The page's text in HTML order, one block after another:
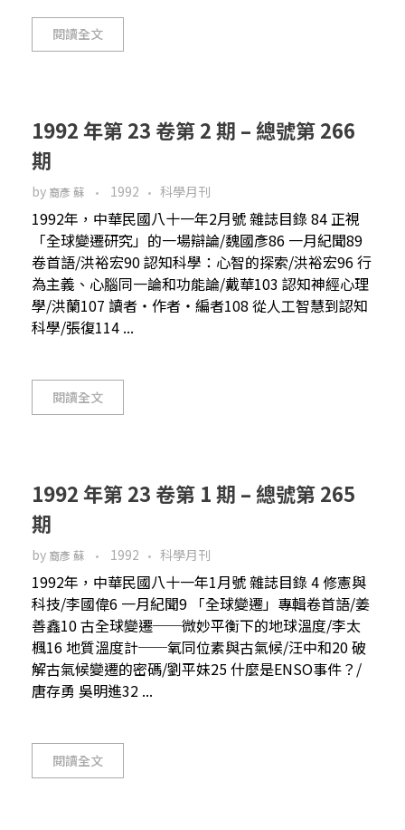
閱讀全文
1992 年第 23 卷第 2 期 – 總號第 266
期
by 裔彥 蘇 1992 科學月刊
1992年，中華民國八十一年2月號 雜誌目錄 84 正視
「全球變遷研究」的一場辯論/魏國彥86 一月紀聞89
卷首語/洪裕宏90 認知科學：心智的探索/洪裕宏96 行
為主義、心腦同一論和功能論/戴華103 認知神經心理
學/洪蘭107 讀者‧作者‧編者108 從人工智慧到認知
科學/張復114 ...
閱讀全文
1992 年第 23 卷第 1 期 – 總號第 265
期
by 裔彥 蘇 1992 科學月刊
1992年，中華民國八十一年1月號 雜誌目錄 4 修憲與
科技/李國偉6 一月紀聞9 「全球變遷」專輯卷首語/姜
善鑫10 古全球變遷──微妙平衡下的地球溫度/李太
楓16 地質溫度計──氧同位素與古氣候/汪中和20 破
解古氣候變遷的密碼/劉平妹25 什麼是ENSO事件？/
唐存勇 吳明進32 ...
閱讀全文